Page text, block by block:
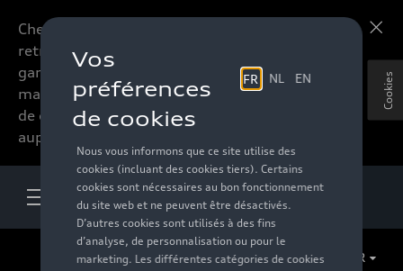
Chers accessoires-lovers,
retrouvez dorénavant toute la
gamme d’accessoires de votre
marque préférée sous forme
de catalogue à commander
auprès de votre distributeur.
FR
Cookies